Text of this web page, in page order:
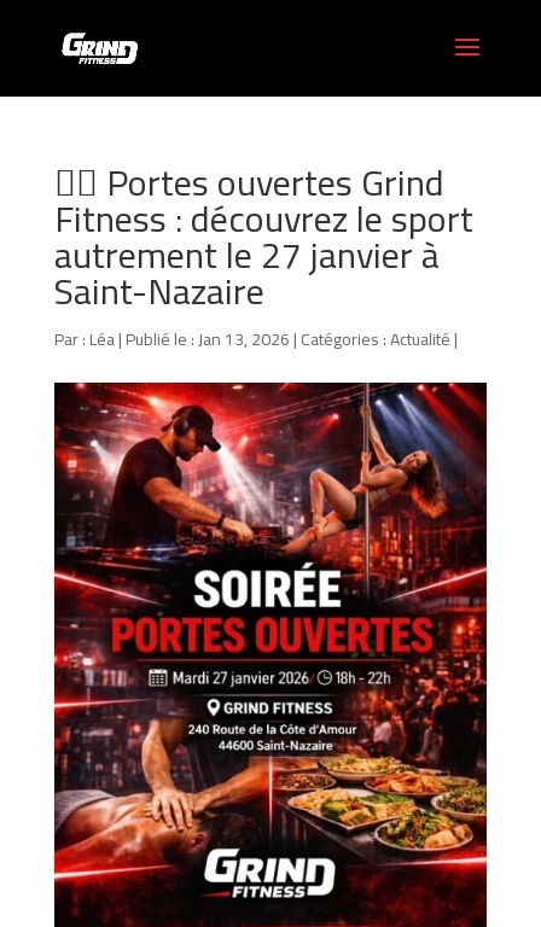
🏋️‍♂️ Portes ouvertes Grind
Fitness : découvrez le sport
autrement le 27 janvier à
Saint-Nazaire
Par :Léa|Publié le : Jan 13, 2026|Catégories :Actualité|